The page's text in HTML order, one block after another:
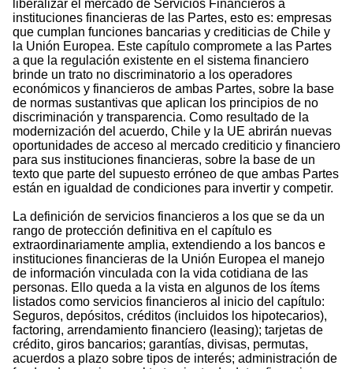
liberalizar el mercado de Servicios Financieros a
instituciones financieras de las Partes, esto es: empresas
que cumplan funciones bancarias y crediticias de Chile y
la Unión Europea. Este capítulo compromete a las Partes
a que la regulación existente en el sistema financiero
brinde un trato no discriminatorio a los operadores
económicos y financieros de ambas Partes, sobre la base
de normas sustantivas que aplican los principios de no
discriminación y transparencia. Como resultado de la
modernización del acuerdo, Chile y la UE abrirán nuevas
oportunidades de acceso al mercado crediticio y financiero
para sus instituciones financieras, sobre la base de un
texto que parte del supuesto erróneo de que ambas Partes
están en igualdad de condiciones para invertir y competir.
La definición de servicios financieros a los que se da un
rango de protección definitiva en el capítulo es
extraordinariamente amplia, extendiendo a los bancos e
instituciones financieras de la Unión Europea el manejo
de información vinculada con la vida cotidiana de las
personas. Ello queda a la vista en algunos de los ítems
listados como servicios financieros al inicio del capítulo:
Seguros, depósitos, créditos (incluidos los hipotecarios),
factoring, arrendamiento financiero (leasing); tarjetas de
crédito, giros bancarios; garantías, divisas, permutas,
acuerdos a plazo sobre tipos de interés; administración de